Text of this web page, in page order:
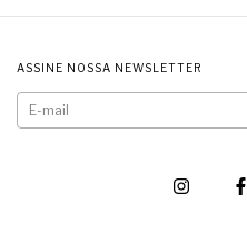
ASSINE NOSSA NEWSLETTER